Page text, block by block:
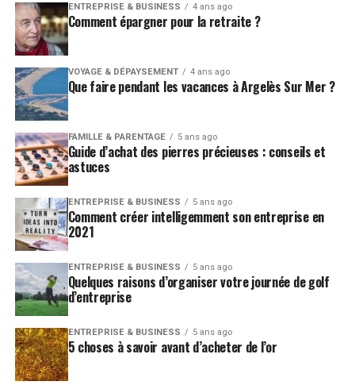
ENTREPRISE & BUSINESS 4 ans ago
Comment épargner pour la retraite ?
VOYAGE & DÉPAYSEMENT 4 ans ago
Que faire pendant les vacances à Argelès Sur Mer ?
FAMILLE & PARENTAGE 5 ans ago
Guide d’achat des pierres précieuses : conseils et
astuces
ENTREPRISE & BUSINESS 5 ans ago
Comment créer intelligemment son entreprise en
2021
ENTREPRISE & BUSINESS 5 ans ago
Quelques raisons d’organiser votre journée de golf
d’entreprise
ENTREPRISE & BUSINESS 5 ans ago
5 choses à savoir avant d’acheter de l’or